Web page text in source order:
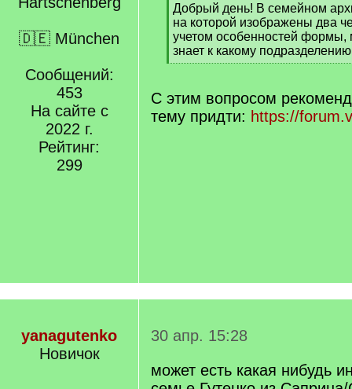
🇩🇪 München
Сообщений:
453
На сайте с
2022 г.
Рейтинг:
299
[
q
]
Добрый день! В семейном
на которой изображены два
учетом особенностей формы,
знает к какому
[
q
]
С этим вопросом
тему придти: https://
yanagutenko
Новичок
30 апр. 15:28
может есть какая нибудь